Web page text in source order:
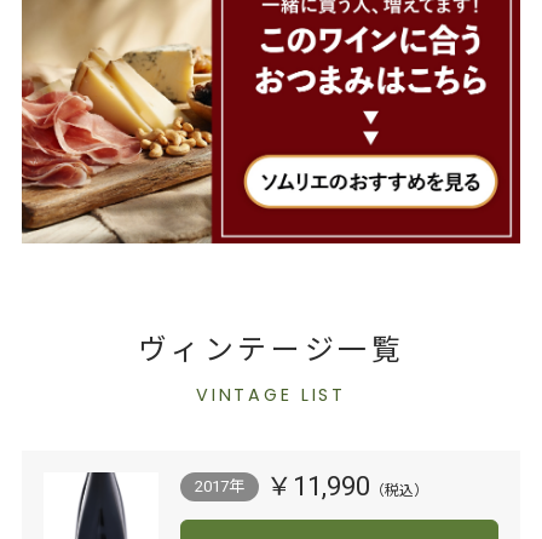
ヴィンテージ一覧
VINTAGE LIST
2017年 ￥11,990